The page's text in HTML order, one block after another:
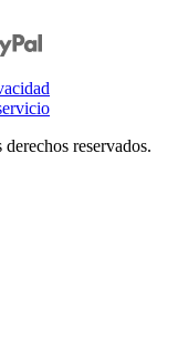
reservados.